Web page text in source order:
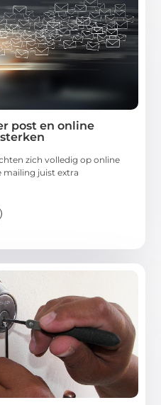
post en online
zich volledig op online
mailing juist extra